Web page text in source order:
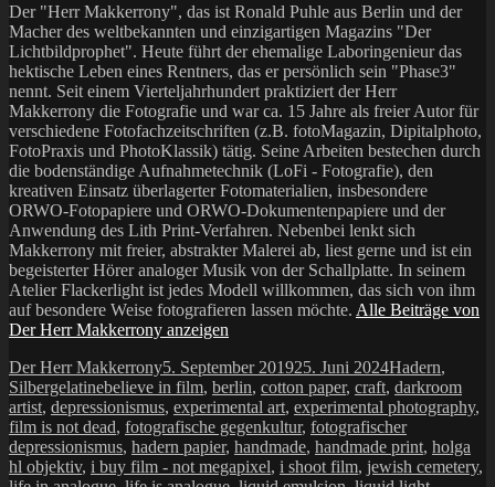
Der "Herr Makkerrony", das ist Ronald Puhle aus Berlin und der
Macher des weltbekannten und einzigartigen Magazins "Der
Lichtbildprophet". Heute führt der ehemalige Laboringenieur das
hektische Leben eines Rentners, das er persönlich sein "Phase3"
nennt. Seit einem Vierteljahrhundert praktiziert der Herr
Makkerrony die Fotografie und war ca. 15 Jahre als freier Autor für
verschiedene Fotofachzeitschriften (z.B. fotoMagazin, Dipitalphoto,
FotoPraxis und PhotoKlassik) tätig. Seine Arbeiten bestechen durch
die bodenständige Aufnahmetechnik (LoFi - Fotografie), den
kreativen Einsatz überlagerter Fotomaterialien, insbesondere
ORWO-Fotopapiere und ORWO-Dokumentenpapiere und der
Anwendung des Lith Print-Verfahren. Nebenbei lenkt sich
Makkerrony mit freier, abstrakter Malerei ab, liest gerne und ist ein
begeisterter Hörer analoger Musik von der Schallplatte. In seinem
Atelier Flackerlight ist jedes Modell willkommen, das sich von ihm
auf besondere Weise fotografieren lassen möchte. Alle Beiträge von
Der Herr Makkerrony anzeigen
Autor
Der Herr MakkerronyVeröffentlicht
am
5. September 201925. Juni 2024Kategorien
Hadern,
SilbergelatineSchlagwörter
believe in film, berlin, cotton paper, craft, darkroom
artist, depressionismus, experimental art, experimental photography,
film is not dead, fotografische gegenkultur, fotografischer
depressionismus, hadern papier, handmade, handmade print, holga
hl objektiv, i buy film - not megapixel, i shoot film, jewish cemetery,